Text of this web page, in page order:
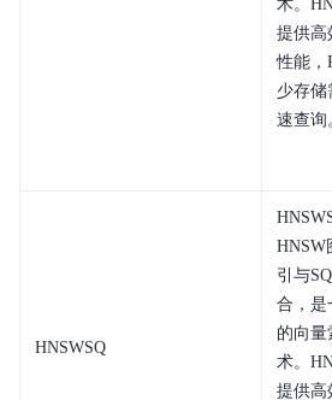
术。
提供高
性能，
少存储
速查询
HNSWSQ
HNSW
引与
合，是
的向量
术。
提供高